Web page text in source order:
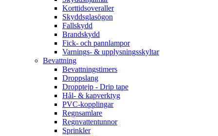
Korttidsoveraller
Skyddsglasögon
Fallskydd
Brandskydd
Fick- och pannlampor
Varnings- & upplysningsskyltar
Bevattning
Bevattningstimers
Droppslang
Dropptejp - Drip tape
Hål- & kapverktyg
PVC-kopplingar
Regnsamlare
Regnvattentunnor
Sprinkler